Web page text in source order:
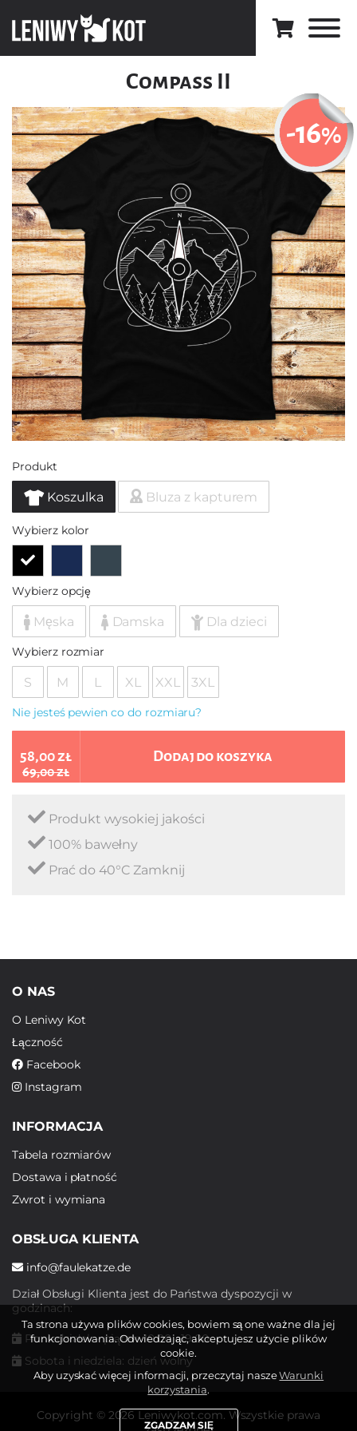
Compass II
-16%
Produkt
Koszulka Bluza z kapturem
Wybierz kolor
Wybierz opcję
Męska Damska Dla dzieci
Wybierz rozmiar
S M L XL XXL 3XL
Nie jesteś pewien co do rozmiaru?
58,00 zł
69,00 zł
Dodaj do koszyka
Produkt wysokiej jakości
100% bawełny
Prać do 40°C Zamknij
O NAS
O Leniwy Kot
Łączność
Facebook
Instagram
INFORMACJA
Tabela rozmiarów
Dostawa i płatność
Zwrot i wymiana
OBSŁUGA KLIENTA
info@faulekatze.de
Dział Obsługi Klienta jest do Państwa dyspozycji w
godzinach:
Poniedziałek - piątek: 10:00 - 19:00
Sobota i niedziela: dzień wolny
Copyright © 2026 Leniwykot.com. Wszystkie prawa
Ta strona używa plików cookies, bowiem są one ważne dla jej
funkcjonowania. Odwiedzając, akceptujesz użycie plików
cookie.
Aby uzyskać więcej informacji, przeczytaj naszeWarunki
korzystania.
ZGADZAM SIĘ